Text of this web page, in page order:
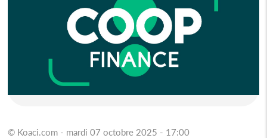
© Koaci.com - mardi 07 octobre 2025 - 17:00